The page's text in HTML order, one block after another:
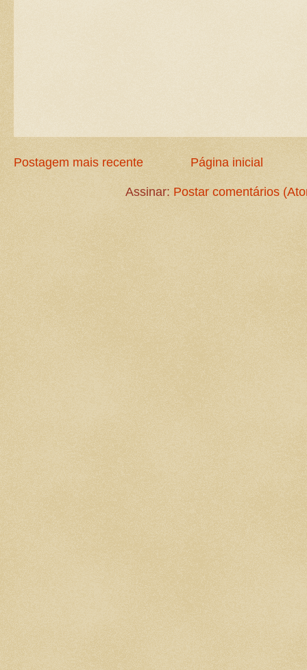
Postagem mais recente Página inicial
Assinar: Postar comentários